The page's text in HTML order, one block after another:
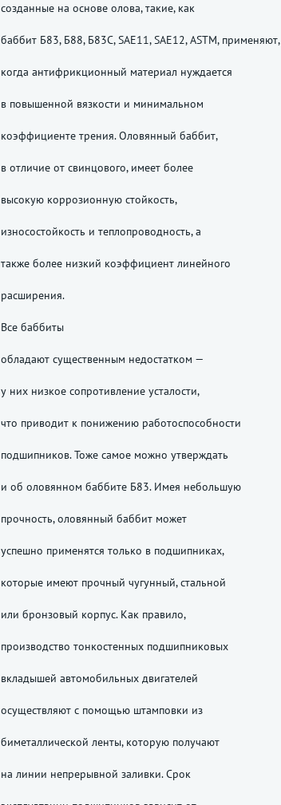
созданные на основе олова, такие, как
баббит Б83, Б88, Б83С, SAE11, SAE12, ASTM, применяют,
когда антифрикционный материал нуждается
в повышенной вязкости и минимальном
коэффициенте трения. Оловянный баббит,
в отличие от свинцового, имеет более
высокую коррозионную стойкость,
износостойкость и теплопроводность, а
также более низкий коэффициент линейного
расширения.
Все баббиты
обладают существенным недостатком —
у них низкое сопротивление усталости,
что приводит к понижению работоспособности
подшипников. Тоже самое можно утверждать
и об оловянном баббите Б83. Имея небольшую
прочность, оловянный баббит может
успешно применятся только в подшипниках,
которые имеют прочный чугунный, стальной
или бронзовый корпус. Как правило,
производство тонкостенных подшипниковых
вкладышей автомобильных двигателей
осуществляют с помощью штамповки из
биметаллической ленты, которую получают
на линии непрерывной заливки. Срок